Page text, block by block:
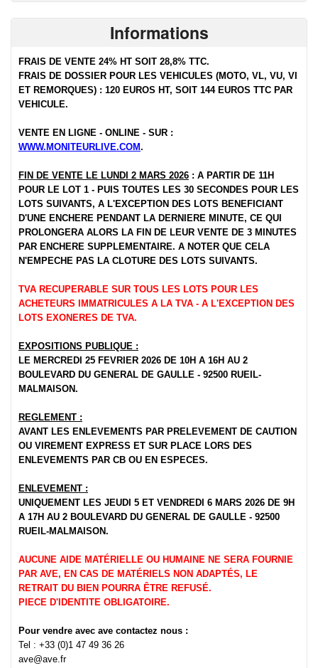
Informations
FRAIS DE VENTE 24% HT SOIT 28,8% TTC.
FRAIS DE DOSSIER POUR LES VEHICULES (MOTO, VL, VU, VI
ET REMORQUES) : 120 EUROS HT, SOIT 144 EUROS TTC PAR
VEHICULE.
VENTE EN LIGNE - ONLINE - SUR :
WWW.MONITEURLIVE.COM.
FIN DE VENTE LE LUNDI 2 MARS 2026 : A PARTIR DE 11H
POUR LE LOT 1 - PUIS TOUTES LES 30 SECONDES POUR LES
LOTS SUIVANTS, A L'EXCEPTION DES LOTS BENEFICIANT
D'UNE ENCHERE PENDANT LA DERNIERE MINUTE, CE QUI
PROLONGERA ALORS LA FIN DE LEUR VENTE DE 3 MINUTES
PAR ENCHERE SUPPLEMENTAIRE. A NOTER QUE CELA
N'EMPECHE PAS LA CLOTURE DES LOTS SUIVANTS.
TVA RECUPERABLE SUR TOUS LES LOTS POUR LES
ACHETEURS IMMATRICULES A LA TVA - A L'EXCEPTION DES
LOTS EXONERES DE TVA.
EXPOSITIONS PUBLIQUE :
LE MERCREDI 25 FEVRIER 2026 DE 10H A 16H AU 2
BOULEVARD DU GENERAL DE GAULLE - 92500 RUEIL-
MALMAISON.
REGLEMENT :
AVANT LES ENLEVEMENTS PAR PRELEVEMENT DE CAUTION
OU VIREMENT EXPRESS ET SUR PLACE LORS DES
ENLEVEMENTS PAR CB OU EN ESPECES.
ENLEVEMENT :
UNIQUEMENT LES JEUDI 5 ET VENDREDI 6 MARS 2026 DE 9H
A 17H AU 2 BOULEVARD DU GENERAL DE GAULLE - 92500
RUEIL-MALMAISON.
AUCUNE AIDE MATÉRIELLE OU HUMAINE NE SERA FOURNIE
PAR AVE, EN CAS DE MATÉRIELS NON ADAPTÉS, LE
RETRAIT DU BIEN POURRA ÊTRE REFUSÉ.
PIECE D'IDENTITE OBLIGATOIRE.
Pour vendre avec ave contactez nous :
Tel : +33 (0)1 47 49 36 26
ave@ave.fr